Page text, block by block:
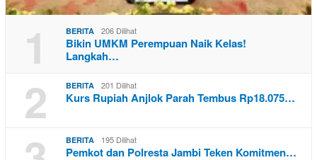
1 BERITA 206 Dilihat
Bikin UMKM Perempuan Naik Kelas!
Langkah…
2 BERITA 201 Dilihat
Kurs Rupiah Anjlok Parah Tembus Rp18.075…
BERITA 195 Dilihat
Pemkot dan Polresta Jambi Teken Komitmen…